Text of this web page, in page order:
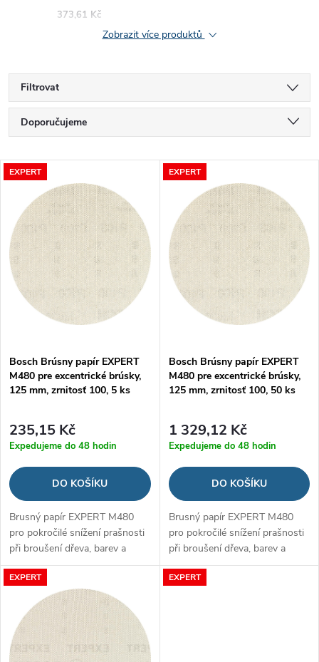
373,61 Kč
Zobrazit více produktů
Filtrovat
Ř
a
e
n
r
d
u
k
t
ů
Doporučujeme
Nejdražší
Nejprodávanější
Abecedně
V
ý
p
i
p
r
o
d
u
k
t
EXPERT
Bosch Brúsny papír EXPERT
M480 pre excentrické brúsky,
125 mm, zrnitosť 100, 5 ks
235,15 Kč
Expedujeme do 48 hodin
DO KOŠÍKU
Brusný papír EXPERT M480
pro pokročilé snížení prašnosti
při broušení dřeva, barev a
sádrokartonu
EXPERT
Bosch Brúsny papír EXPERT
M480 pre excentrické brúsky,
125 mm, zrnitosť 100, 50 ks
1 329,12 Kč
Expedujeme do 48 hodin
DO KOŠÍKU
Brusný papír EXPERT M480
pro pokročilé snížení prašnosti
při broušení dřeva, barev a
sádrokartonu
EXPERT EXPERT